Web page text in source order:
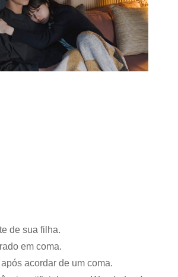
de sua filha.
em coma.
acordar de um coma.